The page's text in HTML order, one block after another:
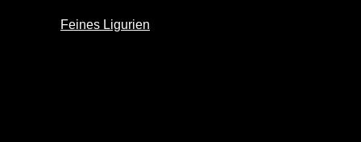
Feines Ligurien